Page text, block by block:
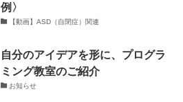
例〉
【動画】ASD（自閉症）関連
自分のアイデアを形に、プログラ
ミング教室のご紹介
お知らせ